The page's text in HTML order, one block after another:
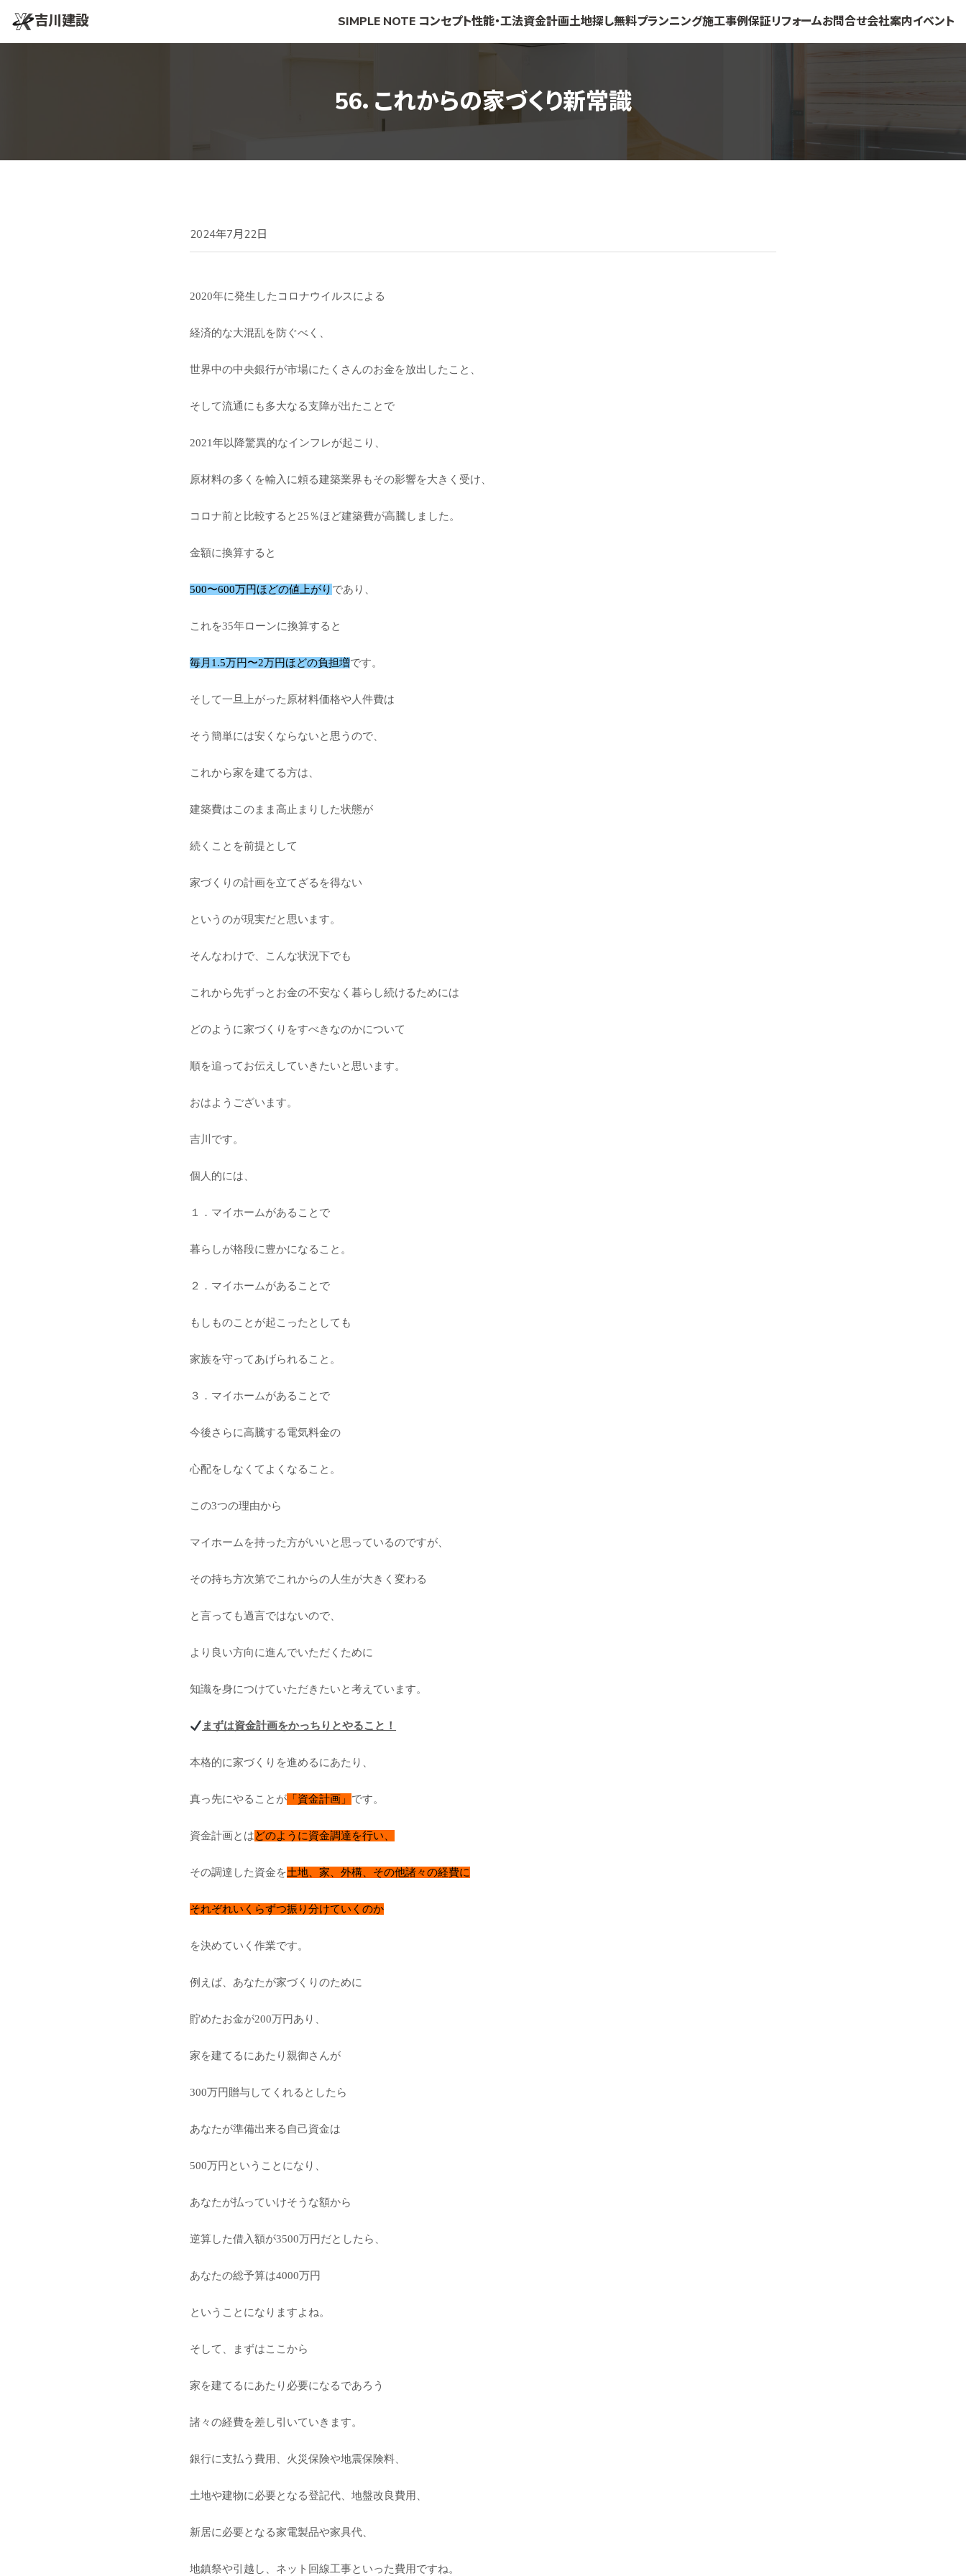
吉川建設 SIMPLE NOTE コンセプト性能・工法資金計画土地探し無料プランニング施工事例保証リフォームお問合せ会社案内イベント
56．これからの家づくり新常識
2024年7月22日
2020年に発生したコロナウイルスによる
経済的な大混乱を防ぐべく、
世界中の中央銀行が市場にたくさんのお金を放出したこと、
そして流通にも多大なる支障が出たことで
2021年以降驚異的なインフレが起こり、
原材料の多くを輸入に頼る建築業界もその影響を大きく受け、
コロナ前と比較すると25％ほど建築費が高騰しました。
金額に換算すると
500〜600万円ほどの値上がり であり、
これを35年ローンに換算すると
毎月1.5万円〜2万円ほどの負担増です。
そして一旦上がった原材料価格や人件費は
そう簡単には安くならないと思うので、
これから家を建てる方は、
建築費はこのまま高止まりした状態が
続くことを前提として
家づくりの計画を立てざるを得ない
というのが現実だと思います。
そんなわけで、こんな状況下でも
これから先ずっとお金の不安なく暮らし続けるためには
どのように家づくりをすべきなのかについて
順を追ってお伝えしていきたいと思います。
おはようございます。
吉川です。
個人的には、
１．マイホームがあることで
暮らしが格段に豊かになること。
２．マイホームがあることで
もしものことが起こったとしても
家族を守ってあげられること。
３．マイホームがあることで
今後さらに高騰する電気料金の
心配をしなくてよくなること。
この3つの理由から
マイホームを持った方がいいと思っているのですが、
その持ち方次第でこれからの人生が大きく変わる
と言っても過言ではないので、
より良い方向に進んでいただくために
知識を身につけていただきたいと考えています。
まずは資金計画をかっちりとやること！
本格的に家づくりを進めるにあたり、
真っ先にやることが 「資金計画」 です。
資金計画とはどのように資金調達を行い、
その調達した資金を土地、家、外構、その他諸々の経費に
それぞれいくらずつ振り分けていくのか
を決めていく作業です。
例えば、あなたが家づくりのために
貯めたお金が200万円あり、
家を建てるにあたり親御さんが
300万円贈与してくれるとしたら
あなたが準備出来る自己資金は
500万円ということになり、
あなたが払っていけそうな額から
逆算した借入額が3500万円だとしたら、
あなたの総予算は4000万円
ということになりますよね。
そして、まずはここから
家を建てるにあたり必要になるであろう
諸々の経費を差し引いていきます。
銀行に支払う費用、火災保険や地震保険料、
土地や建物に必要となる登記代、地盤改良費用、
新居に必要となる家電製品や家具代、
地鎮祭や引越し、ネット回線工事といった費用ですね。